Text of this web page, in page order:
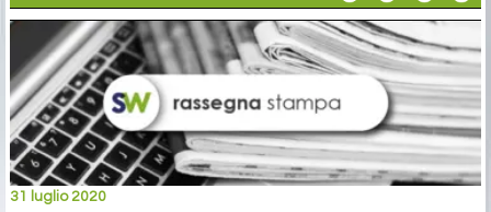
31 luglio 2020